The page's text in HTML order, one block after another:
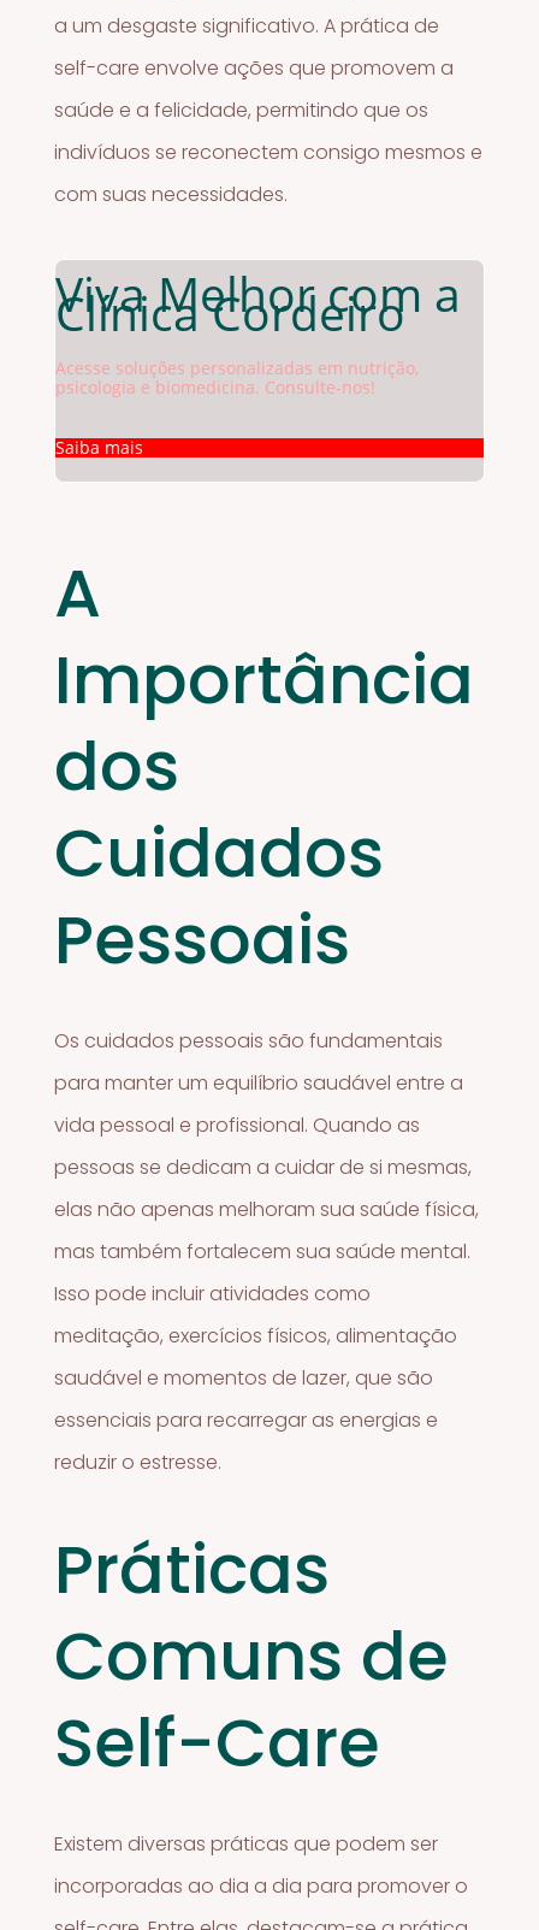
a um desgaste significativo. A prática de
self-care envolve ações que promovem a
saúde e a felicidade, permitindo que os
indivíduos se reconectem consigo mesmos e
com suas necessidades.
Viva Melhor com a
Clínica Cordeiro
Acesse soluções personalizadas em nutrição,
psicologia e biomedicina. Consulte-nos!
Saiba mais
A
Importância
dos
Cuidados
Pessoais
Os cuidados pessoais são fundamentais
para manter um equilíbrio saudável entre a
vida pessoal e profissional. Quando as
pessoas se dedicam a cuidar de si mesmas,
elas não apenas melhoram sua saúde física,
mas também fortalecem sua saúde mental.
Isso pode incluir atividades como
meditação, exercícios físicos, alimentação
saudável e momentos de lazer, que são
essenciais para recarregar as energias e
reduzir o estresse.
Práticas
Comuns de
Self-Care
Existem diversas práticas que podem ser
incorporadas ao dia a dia para promover o